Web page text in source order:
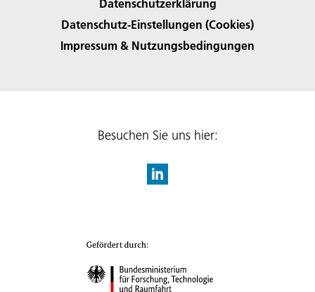
Datenschutzerklärung
Datenschutz-Einstellungen (Cookies)
Impressum & Nutzungsbedingungen
Besuchen Sie uns hier: